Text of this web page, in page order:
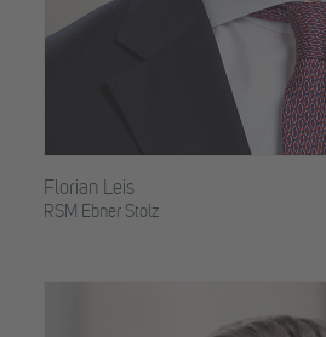
Florian Leis
RSM Ebner Stolz